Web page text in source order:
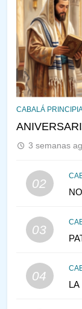
CABALÁ
3 semanas
02
03
04
LA
143
144
145